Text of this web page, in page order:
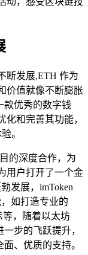
断发展,ETH 作为
价值就像不断膨胀
款优秀的数字钱
和完善其功能，
。
的深度合作，为
用户打开了一个金
发展，imToken
如打造专业的
等，随着以太坊
步的飞跃提升，
、优质的支持。